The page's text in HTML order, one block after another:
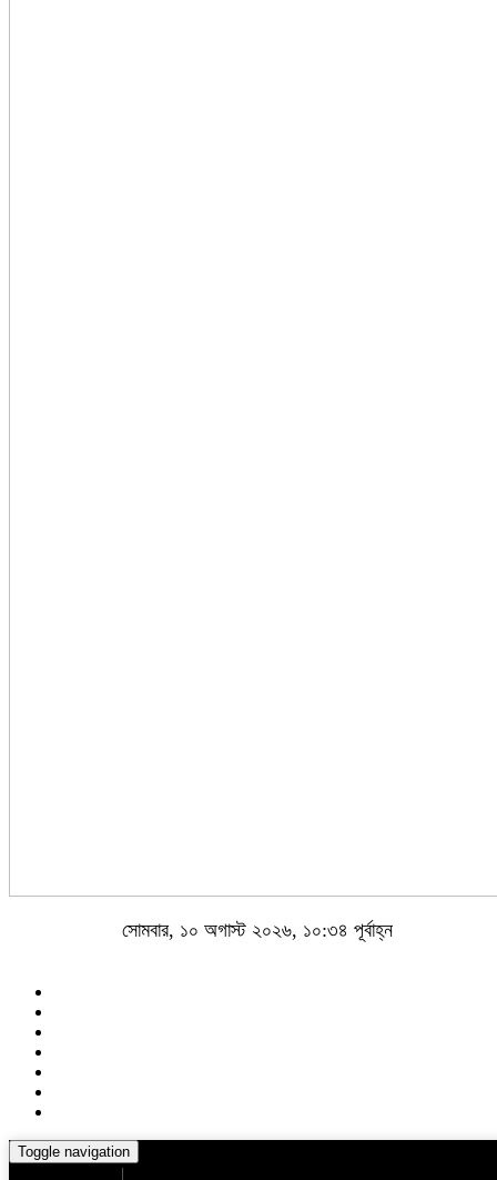
সোমবার, ১০ অগাস্ট ২০২৬, ১০:৩৪ পূর্বাহ্ন
Toggle navigation